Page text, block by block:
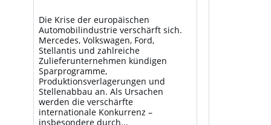
Die Krise der europäischen
Automobilindustrie verschärft sich.
Mercedes, Volkswagen, Ford,
Stellantis und zahlreiche
Zulieferunternehmen kündigen
Sparprogramme,
Produktionsverlagerungen und
Stellenabbau an. Als Ursachen
werden die verschärfte
internationale Konkurrenz –
insbesondere durch...